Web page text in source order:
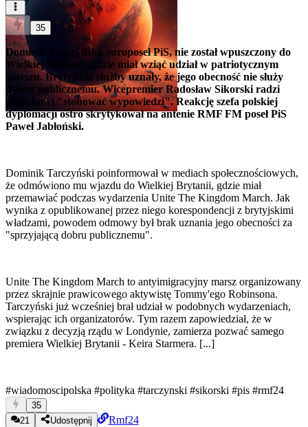
35
Dominik Tarczyński, europoseł PiS, nie został wpuszczony do
Wielkiej Brytanii, gdzie miał wziąć udział w patriotycznym
marszu. Brytyjskie służby uznały, że jego obecność nie służy
dobru publicznemu. Wicepremier Radosław Sikorski radzi
politykowi "stonować wypowiedzi". Reakcję szefa polskiej
dyplomacji ostro skrytykował na antenie RMF FM poseł PiS
Paweł Jabłoński.
Dominik Tarczyński poinformował w mediach społecznościowych,
że odmówiono mu wjazdu do Wielkiej Brytanii, gdzie miał
przemawiać podczas wydarzenia Unite The Kingdom March. Jak
wynika z opublikowanej przez niego korespondencji z brytyjskimi
władzami, powodem odmowy był brak uznania jego obecności za
"sprzyjającą dobru publicznemu".
Unite The Kingdom March to antyimigracyjny marsz organizowany
przez skrajnie prawicowego aktywistę Tommy'ego Robinsona.
Tarczyński już wcześniej brał udział w podobnych wydarzeniach,
wspierając ich organizatorów. Tym razem zapowiedział, że w
związku z decyzją rządu w Londynie, zamierza pozwać samego
premiera Wielkiej Brytanii - Keira Starmera. [...]
#wiadomoscipolska #polityka #tarczynski #sikorski #pis #rmf24
35
21
Udostępnij Rmf24